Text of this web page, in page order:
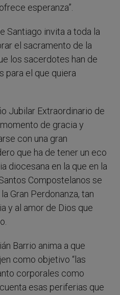
esperanza”.
Santiago invita a toda la
el sacramento de la
los sacerdotes han de
para el que quiera
Jubilar Extraordinario de
de gracia y
con una gran
que ha de tener un eco
diocesana en la que en la
Compostelanos se
Gran Perdonanza, tan
y al amor de Dios que
Barrio anima a que
como objetivo “las
corporales como
esas periferias que